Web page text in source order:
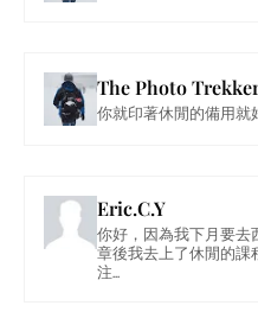
The Photo
你就印著休閒的備用就
Eric.C.Y
你好，因為我下月要去
章後我去上了休閒的課
注...